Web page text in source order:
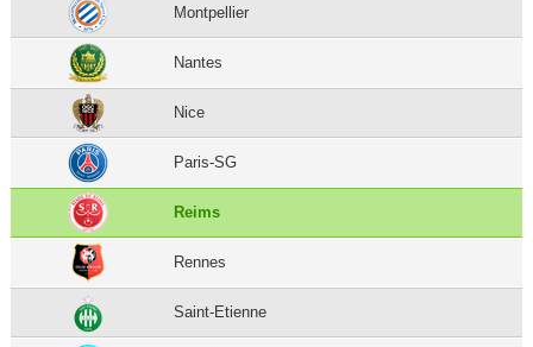
Montpellier
Nantes
Nice
Paris-SG
Reims
Rennes
Saint-Etienne